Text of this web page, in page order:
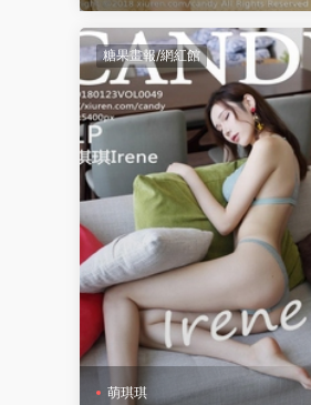
糖果畫報/網紅館
萌琪琪